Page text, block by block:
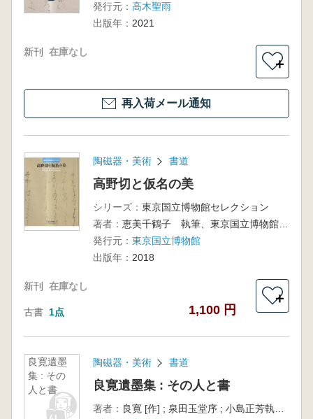
発行元： 高木聖雨
出版年： 2021
新刊 在庫なし
＋
再入荷メール通知
陶磁器・美術 書道
高野切と仮名の美
シリーズ： 東京国立博物館セレクション
著者：
恵美千鶴子 執筆、東京国立博物館 編
発行元： 東京国立博物館
出版年： 2018
新刊 在庫なし
古書 1点 1,100 円
＋
良寛遺墨
集 : その
人と書
陶磁器・美術 書道
良寛遺墨集 : その人と書
著者：
良寛 [作] ; 泉田玉堂序 ; 小島正芳執筆 ; 関谷徳衛企画・編集